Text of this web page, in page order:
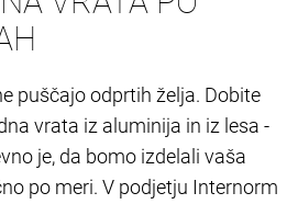
puščajo odprtih želja. Dobite
vrata iz aluminija in iz lesa -
je, da bomo izdelali vaša
po meri. V podjetju Internorm